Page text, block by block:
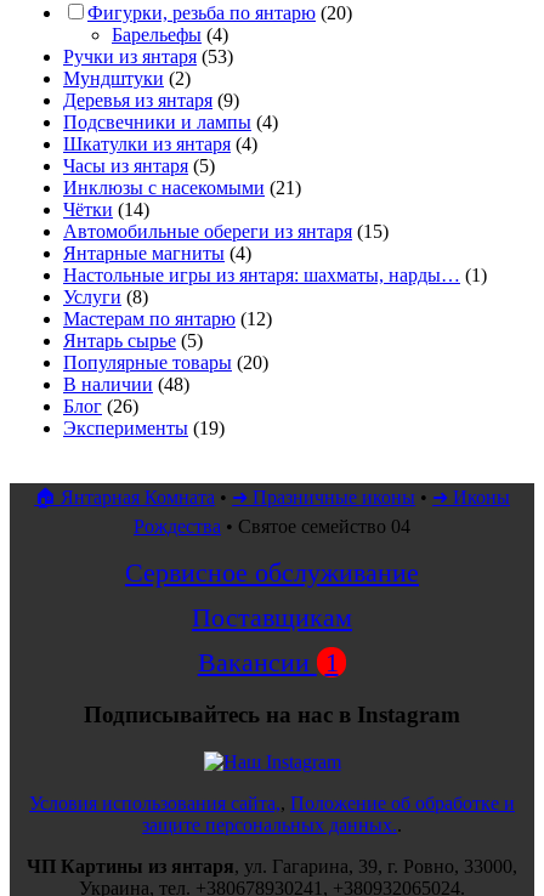
Фигурки, резьба по янтарю (20)
Барельефы (4)
Ручки из янтаря (53)
Мундштуки (2)
Деревья из янтаря (9)
Подсвечники и лампы (4)
Шкатулки из янтаря (4)
Часы из янтаря (5)
Инклюзы с насекомыми (21)
Чётки (14)
Автомобильные обереги из янтаря (15)
Янтарные магниты (4)
Настольные игры из янтаря: шахматы, нарды… (1)
Услуги (8)
Мастерам по янтарю (12)
Янтарь сырье (5)
Популярные товары (20)
В наличии (48)
Блог (26)
Эксперименты (19)
🏠 Янтарная Комната • ➜ Празничные иконы • ➜ Иконы
Рождества • Святое семейство 04
Сервисное обслуживание
Поставщикам
Вакансии 1
Подписывайтесь на нас в Instagram
Условия использования сайта,, Положение об обработке и
защите персональных данных..
ЧП Картины из янтаря, ул. Гагарина, 39, г. Ровно, 33000,
Украина, тел. +380678930241 , +380932065024.